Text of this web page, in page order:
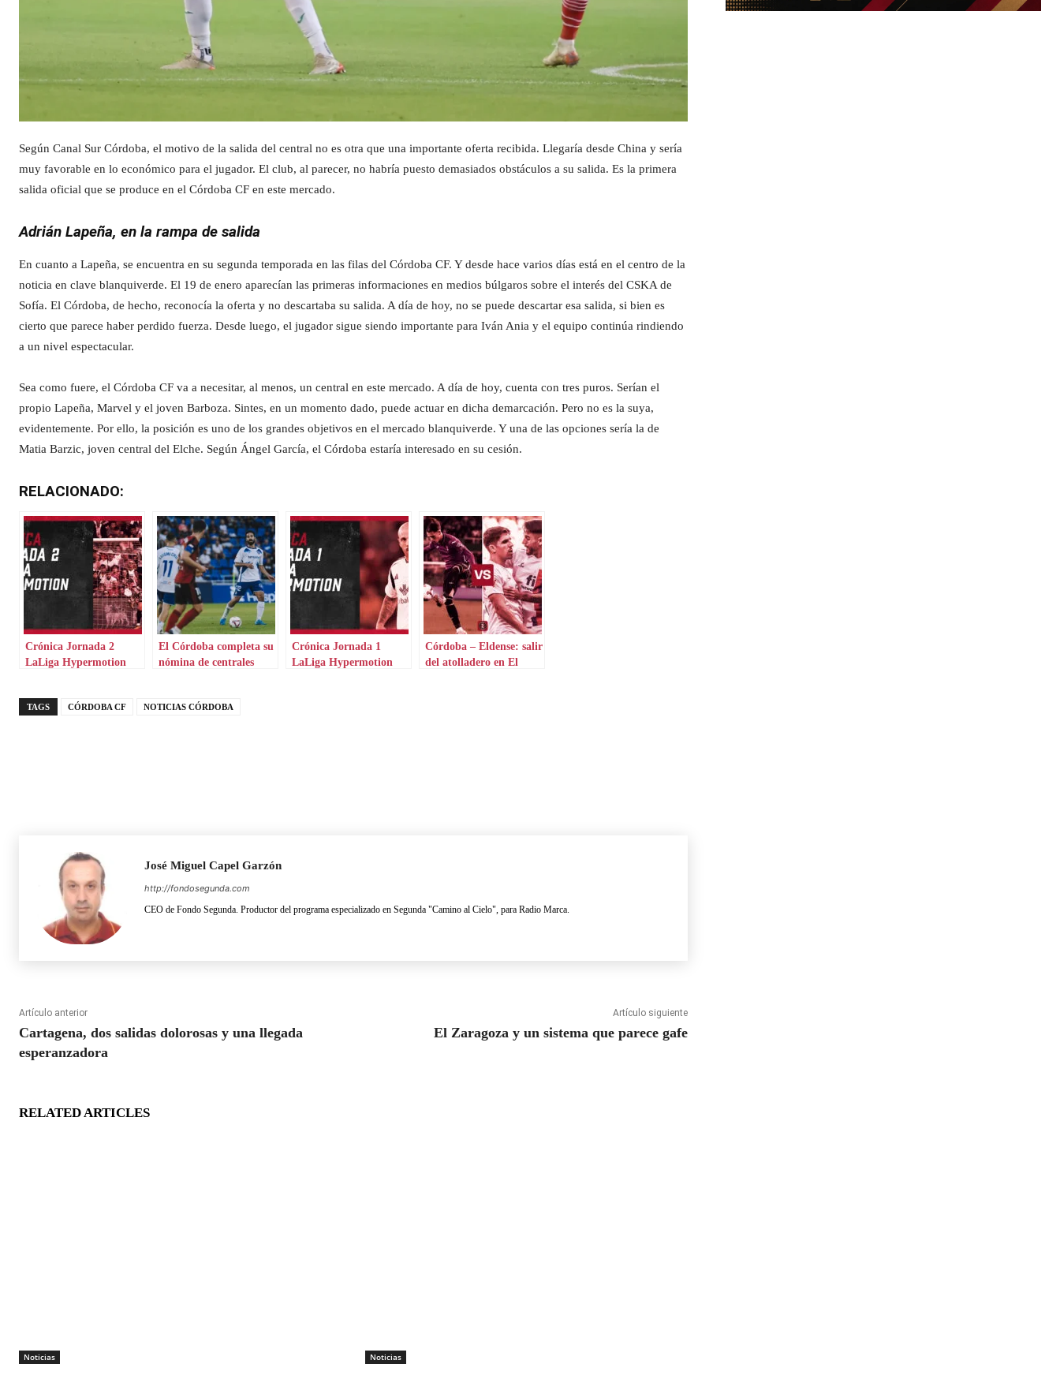
Según Canal Sur Córdoba, el motivo de la salida del central no es otra que una importante oferta recibida. Llegaría desde China y sería
muy favorable en lo económico para el jugador. El club, al parecer, no habría puesto demasiados obstáculos a su salida. Es la primera
salida oficial que se produce en el Córdoba CF en este mercado.
Adrián Lapeña, en la rampa de salida
En cuanto a Lapeña, se encuentra en su segunda temporada en las filas del Córdoba CF. Y desde hace varios días está en el centro de la
noticia en clave blanquiverde. El 19 de enero aparecían las primeras informaciones en medios búlgaros sobre el interés del CSKA de
Sofía. El Córdoba, de hecho, reconocía la oferta y no descartaba su salida. A día de hoy, no se puede descartar esa salida, si bien es
cierto que parece haber perdido fuerza. Desde luego, el jugador sigue siendo importante para Iván Ania y el equipo continúa rindiendo
a un nivel espectacular.
Sea como fuere, el Córdoba CF va a necesitar, al menos, un central en este mercado. A día de hoy, cuenta con tres puros. Serían el
propio Lapeña, Marvel y el joven Barboza. Sintes, en un momento dado, puede actuar en dicha demarcación. Pero no es la suya,
evidentemente. Por ello, la posición es uno de los grandes objetivos en el mercado blanquiverde. Y una de las opciones sería la de
Matia Barzic, joven central del Elche. Según Ángel García, el Córdoba estaría interesado en su cesión.
RELACIONADO:
Crónica Jornada 2
LaLiga Hypermotion
El Córdoba completa su
nómina de centrales
Crónica Jornada 1
LaLiga Hypermotion
Córdoba – Eldense: salir
del atolladero en El
TAGS CÓRDOBA CF NOTICIAS CÓRDOBA
José Miguel Capel Garzón
http://fondosegunda.com
CEO de Fondo Segunda. Productor del programa especializado en Segunda "Camino al Cielo", para Radio Marca.
Artículo anterior
Cartagena, dos salidas dolorosas y una llegada
esperanzadora
Artículo siguiente
El Zaragoza y un sistema que parece gafe
RELATED ARTICLES
Noticias Noticias